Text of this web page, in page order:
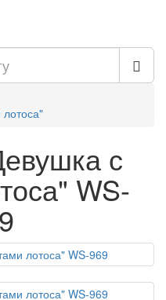
с
WS-